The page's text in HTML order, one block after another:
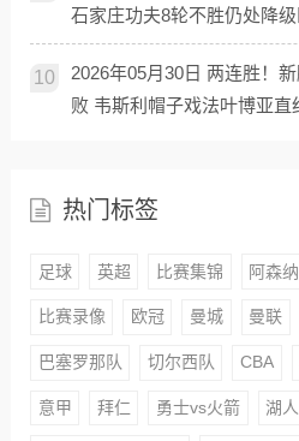
石家庄功夫8轮不胜仍处降级
10
2026年05月30日 两连胜！
败 韦斯利帽子戏法叶博亚直
热门标签
足球 英超 比赛集锦 阿森纳
比赛录像 欧冠 曼城 曼联
巴塞罗那队 切尔西队 CBA
意甲 拜仁 勇士vs火箭 湖